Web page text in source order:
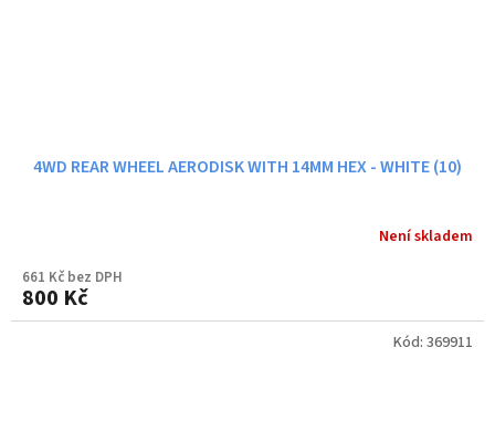
4WD REAR WHEEL AERODISK WITH 14MM HEX - WHITE (10)
Není skladem
661 Kč bez DPH
800 Kč
Kód: 369911